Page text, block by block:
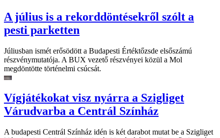
A július is a rekorddöntésekről szólt a
pesti parketten
Júliusban ismét erősödött a Budapesti Értéktőzsde elsőszámú
részvénymutatója. A BUX vezető részvényei közül a Mol
megdöntötte történelmi csúcsát.
Vígjátékokat visz nyárra a Szigliget
Várudvarba a Centrál Színház
A budapesti Centrál Színház idén is két darabot mutat be a Szigliget